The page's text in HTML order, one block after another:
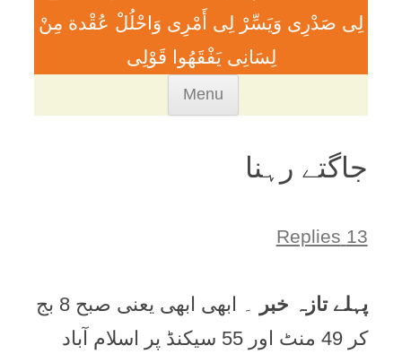
لِی صَدْرِی وَيَسِّرْ لِی أَمْرِی وَاحْلُلْ عُقْدة مِنْ
لِسَانِی يَفْقَھُوا قَوْلِی
Menu
content
جاگتے رہنا
13 Replies
پہلے تازہ خبر
۔ ابھی ابھی یعنی صبح 8 بج
کر 49 منٹ اور 55 سیکنڈ پر اسلام آباد